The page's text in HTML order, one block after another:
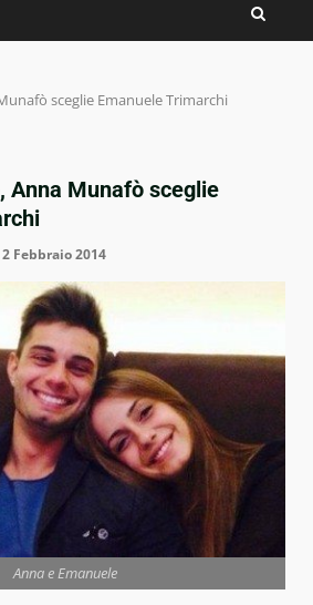
sceglie Emanuele Trimarchi
Anna Munafò sceglie
2 Febbraio 2014
Anna e Emanuele